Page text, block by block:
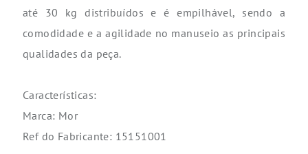
até 30 kg distribuídos e é empilhável, sendo a
comodidade e a agilidade no manuseio as principais
qualidades da peça.
Características:
Marca: Mor
Ref do Fabricante: 15151001